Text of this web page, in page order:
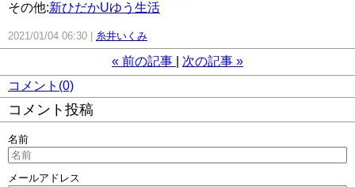
その他:新ひだかUゆう生活
2021/01/04 06:30 糸井いくみ
« 前の記事 次の記事 »
コメント(0)
コメント投稿
名前
メールアドレス